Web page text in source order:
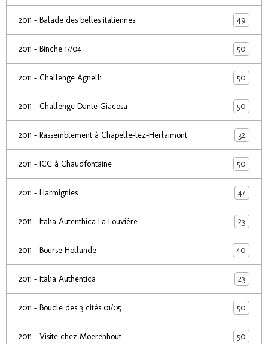
2011 - Balade des belles italiennes 49
2011 - Binche 17/04 50
2011 - Challenge Agnelli 50
2011 - Challenge Dante Giacosa 50
2011 - Rassemblement à Chapelle-lez-Herlaimont 32
2011 - ICC à Chaudfontaine 50
2011 - Harmignies 47
2011 - Italia Autenthica La Louvière 23
2011 - Bourse Hollande 40
2011 - Italia Authentica 23
2011 - Boucle des 3 cités 01/05 50
2011 - Visite chez Moerenhout 50